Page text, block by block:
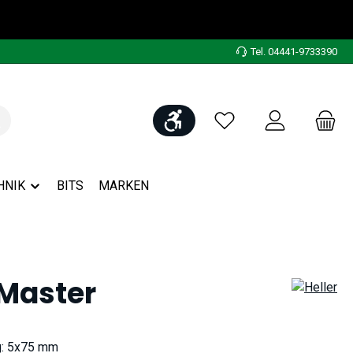
Tel. 04441-9733390
Werkzeugleiste anzeigen
Du hast 0 Produkte
BITS MARKEN
5x75 mm